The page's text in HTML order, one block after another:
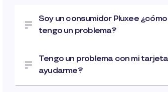
Soy un consumidor Pluxee
tengo un problema?
Tengo un problema con mi
ayudarme?